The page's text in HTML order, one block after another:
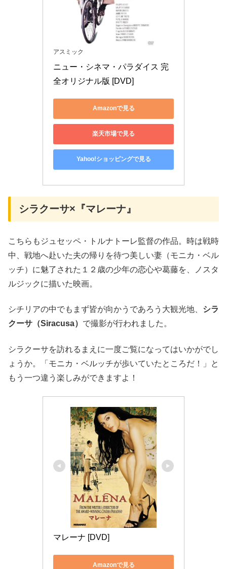
アスミック
ニュー・シネマ・パラダイス 完
全オリジナル版 [DVD]
Amazonで見る
楽天市場で見る
Yahoo!ショッピングで見る
シラクーサ×『マレーナ』
こちらもジュセッペ・トルナトーレ監督の作品。時は戦時
中、戦地へ赴いた夫の帰りを待つ美しい妻（モニカ・ベル
ッチ）に魅了された１２歳の少年の恋心や葛藤を、ノスタ
ルジックに描いた映画。
シチリアの中でもまず皆が向かうであろう大観光地、 シラ
クーサ（Siracusa） で撮影が行われました。
シラクーサを訪れるまえに一度ご覧になってはいかがでし
ょうか。「モニカ・ベルッチが歩いていたところだ！」と
もう一つ違う楽しみができますよ！
マレーナ [DVD]
Amazonで見る